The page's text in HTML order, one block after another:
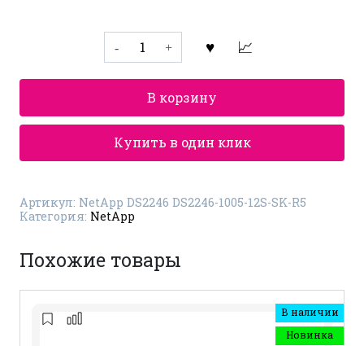
Количество
товара
Дисковая
полка
NetApp
DS2246
DS2246-
1005-
12S-
SK-
В корзину
Купить в один клик
Артикул: NetApp DS2246 DS2246-1005-12S-SK-R5
Категория: NetApp
Похожие товары
В наличии
Новинка